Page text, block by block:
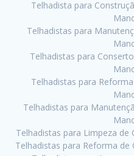
Telhadista para
Telhadistas para
Telhadistas para
Telhadistas para
Telhadistas para
Telhadistas para Limpeza de
Telhadistas para Reforma de